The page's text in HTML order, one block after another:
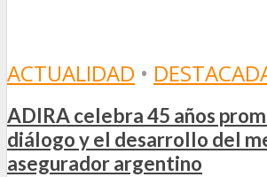
ACTUALIDAD •
ADIRA celebra 45 años
diálogo y el desarrollo del
asegurador argentino